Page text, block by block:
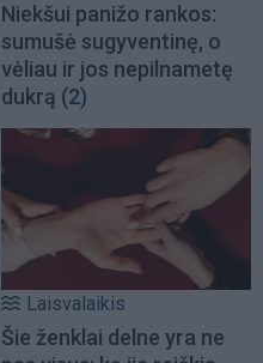
Niekšui panižo rankos:
sumušė sugyventinę, o
vėliau ir jos nepilnametę
dukrą (2)
Laisvalaikis
Šie ženklai delne yra ne